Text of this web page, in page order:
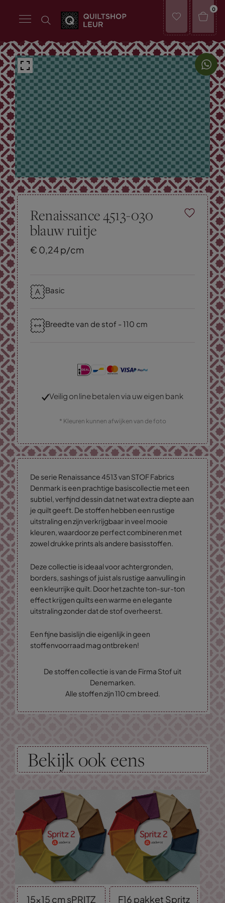
0
Renaissance 4513-030
blauw ruitje
€ 0,24p/cm
Basic
Breedte van de stof - 110 cm
Veilig online betalen via uw eigen bank
* Kleuren kunnen afwijken van de foto
De serie Renaissance 4513 van STOF Fabrics
Denmark is een prachtige basiscollectie met een
subtiel, verfijnd dessin dat net wat extra diepte aan
je quilt geeft. De stoffen hebben een rustige
uitstraling en zijn verkrijgbaar in veel mooie
kleuren, waardoor ze perfect combineren met
zowel drukke prints als andere basisstoffen.
Deze collectie is ideaal voor achtergronden,
borders, sashings of juist als rustige aanvulling in
een kleurrijke quilt. Door het zachte ton-sur-ton
effect krijgen quilts een warme en elegante
uitstraling zonder dat de stof overheerst.
Een fijne basislijn die eigenlijk in geen
stoffenvoorraad mag ontbreken!
De stoffen collectie is van de Firma Stof uit
Denemarken.
Alle stoffen zijn 110 cm breed.
Bekijk ook eens
15x15 cm sPRITZ F16 pakket Spritz